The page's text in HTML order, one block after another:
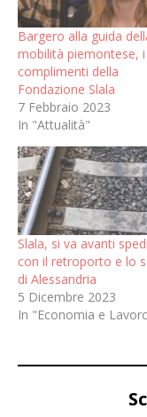
Bargero alla guida
mobilità piemontese, i
complimenti della
Fondazione Slala
7 Febbraio 2023
In "Attualità"
Slala, si va avanti
con il retroporto e lo
di Alessandria
5 Dicembre 2023
In "Economia e